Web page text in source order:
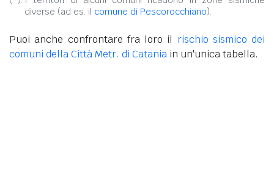
diverse (ad es. il comune di Pescorocchiano).
Puoi anche confrontare fra loro il rischio sismico dei
comuni della Città Metr. di Catania in un'unica tabella.